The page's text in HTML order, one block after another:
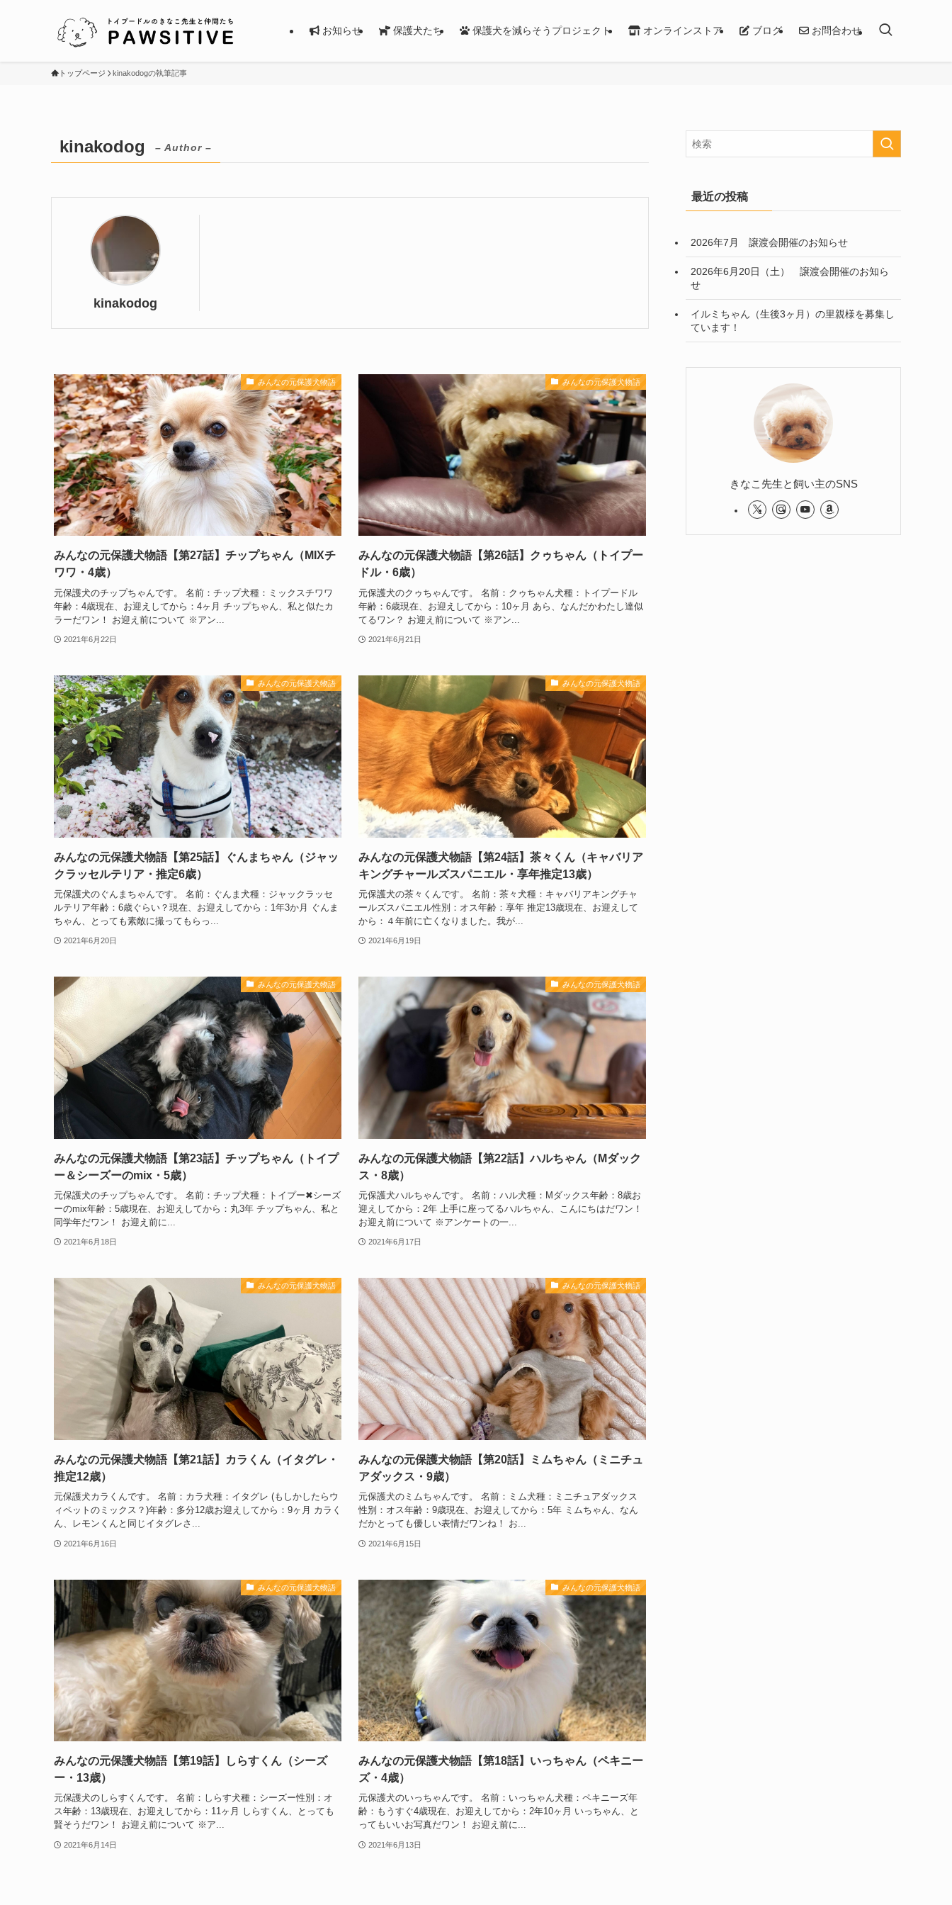
お知らせ 保護犬たち 保護犬を減らそうプロジェクト オンラインストア ブログ お問合わせ
トップページ kinakodogの執筆記事
kinakodog – Author –
kinakodog
みんなの元保護犬物語
みんなの元保護犬物語【第27話】チップちゃん（MIXチ
ワワ・4歳）
元保護犬のチップちゃんです。 名前：チップ犬種：ミックスチワワ
年齢：4歳現在、お迎えしてから：4ヶ月 チップちゃん、私と似たカ
ラーだワン！ お迎え前について ※アン...
2021年6月22日
みんなの元保護犬物語
みんなの元保護犬物語【第26話】クゥちゃん（トイプー
ドル・6歳）
元保護犬のクゥちゃんです。 名前：クゥちゃん犬種：トイプードル
年齢：6歳現在、お迎えしてから：10ヶ月 あら、なんだかわたし達似
てるワン？ お迎え前について ※アン...
2021年6月21日
みんなの元保護犬物語
みんなの元保護犬物語【第25話】ぐんまちゃん（ジャッ
クラッセルテリア・推定6歳）
元保護犬のぐんまちゃんです。 名前：ぐんま犬種：ジャックラッセ
ルテリア年齢：6歳ぐらい？現在、お迎えしてから：1年3か月 ぐんま
ちゃん、とっても素敵に撮ってもらっ...
2021年6月20日
みんなの元保護犬物語
みんなの元保護犬物語【第24話】茶々くん（キャバリア
キングチャールズスパニエル・享年推定13歳）
元保護犬の茶々くんです。 名前：茶々犬種：キャバリアキングチャ
ールズスパニエル性別：オス年齢：享年 推定13歳現在、お迎えして
から：４年前に亡くなりました。我が...
2021年6月19日
みんなの元保護犬物語
みんなの元保護犬物語【第23話】チップちゃん（トイプ
ー＆シーズーのmix・5歳）
元保護犬のチップちゃんです。 名前：チップ犬種：トイプー✖︎シーズ
ーのmix年齢：5歳現在、お迎えしてから：丸3年 チップちゃん、私と
同学年だワン！ お迎え前に...
2021年6月18日
みんなの元保護犬物語
みんなの元保護犬物語【第22話】ハルちゃん（Mダック
ス・8歳）
元保護犬ハルちゃんです。 名前：ハル犬種：Mダックス年齢：8歳お
迎えしてから：2年 上手に座ってるハルちゃん、こんにちはだワン！
お迎え前について ※アンケートの一...
2021年6月17日
みんなの元保護犬物語
みんなの元保護犬物語【第21話】カラくん（イタグレ・
推定12歳）
元保護犬カラくんです。 名前：カラ犬種：イタグレ (もしかしたらウ
ィペットのミックス？)年齢：多分12歳お迎えしてから：9ヶ月 カラく
ん、レモンくんと同じイタグレさ...
2021年6月16日
みんなの元保護犬物語
みんなの元保護犬物語【第20話】ミムちゃん（ミニチュ
アダックス・9歳）
元保護犬のミムちゃんです。 名前：ミム犬種：ミニチュアダックス
性別：オス年齢：9歳現在、お迎えしてから：5年 ミムちゃん、なん
だかとっても優しい表情だワンね！ お...
2021年6月15日
みんなの元保護犬物語
みんなの元保護犬物語【第19話】しらすくん（シーズ
ー・13歳）
元保護犬のしらすくんです。 名前：しらす犬種：シーズー性別：オ
ス年齢：13歳現在、お迎えしてから：11ヶ月 しらすくん、とっても
賢そうだワン！ お迎え前について ※ア...
2021年6月14日
みんなの元保護犬物語
みんなの元保護犬物語【第18話】いっちゃん（ペキニー
ズ・4歳）
元保護犬のいっちゃんです。 名前：いっちゃん犬種：ペキニーズ年
齢：もうすぐ4歳現在、お迎えしてから：2年10ヶ月 いっちゃん、と
ってもいいお写真だワン！ お迎え前に...
2021年6月13日
最近の投稿
2026年7月 譲渡会開催のお知らせ
2026年6月20日（土） 譲渡会開催のお知ら
せ
イルミちゃん（生後3ヶ月）の里親様を募集し
ています！
きなこ先生と飼い主のSNS